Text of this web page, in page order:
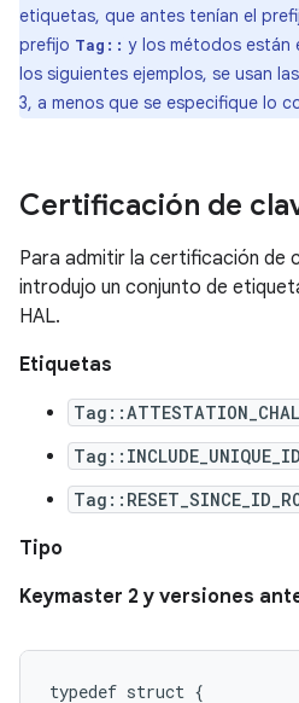
etiquetas, que antes tenían el
prefijo Tag:: y los métodos están
los siguientes ejemplos, se usan
3, a menos que se especifique lo
Certificación de
Para admitir la certificación de
introdujo un conjunto de
HAL.
Etiquetas
Tag::INCLUDE_UNIQUE_ID
Tipo
Keymaster 2 y versiones
typedef struct {